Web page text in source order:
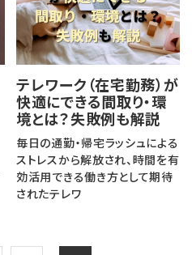
テレワーク（在宅勤務）が
快適にできる間取り・環
境とは？失敗例も解説
毎日の通勤・帰宅ラッシュによる
ストレスから解放され、時間を有
効活用できる働き方として期待
されたテレワ